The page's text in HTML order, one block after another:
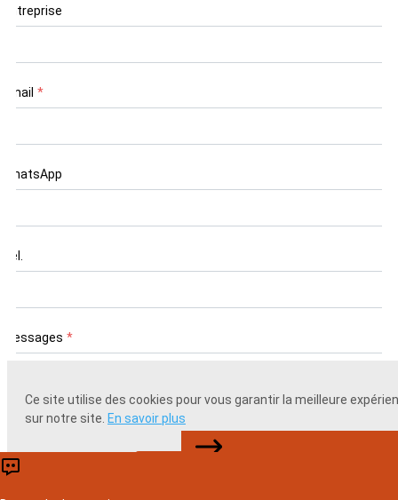
Ce site utilise des cookies pour vous garantir la meilleure
sur notre site. En savoir plus
Entreprise
Email *
WhatsApp
Tél.
Messages *